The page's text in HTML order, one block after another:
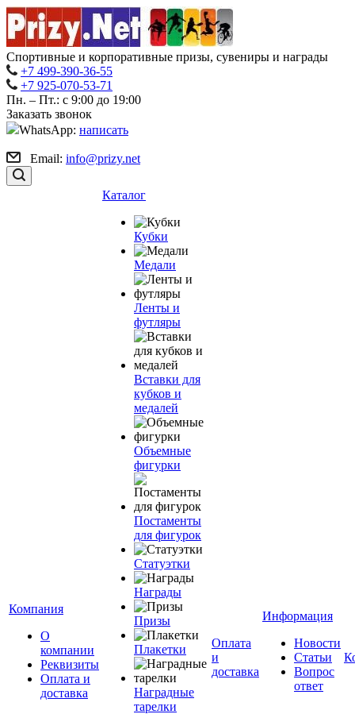
Спортивные и корпоративные призы, сувениры и награды
+7 499-390-36-55
+7 925-070-53-71
Пн. – Пт.: с 9:00 до 19:00
Заказать звонок
WhatsApp: написать
Email: info@prizy.net
Компания
О
компании
Реквизиты
Оплата и
доставка
Каталог
Кубки
Медали
Ленты и
футляры
Вставки для
кубков и
медалей
Объемные
фигурки
Постаменты
для фигурок
Статуэтки
Награды
Призы
Плакетки
Наградные
тарелки
Оплата
и
доставка
Информация
Новости
Статьи
Вопрос
ответ